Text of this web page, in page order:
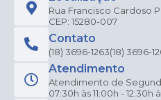
Rua Francisco Cardoso
CEP: 15280-007
Contato
(18) 3696-1263(18) 3696-
Atendimento
Atendimento de
07:30h às 11:00h - 12:30h